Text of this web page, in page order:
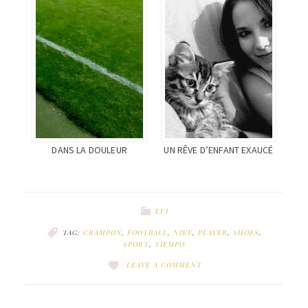
DANS LA DOULEUR UN RÊVE D’ENFANT EXAUCÉ
LUI
TAG: CRAMPON, FOOTBALL,NIKE, PLAYER, SHOES,
SPORT, TIEMPO
LEAVE A COMMENT